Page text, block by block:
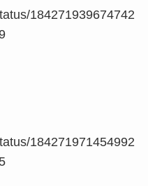
184271939674742
184271971454992